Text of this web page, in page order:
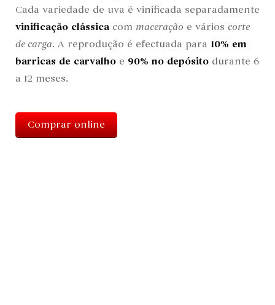
Cada variedade de uva é vinificada separadamente
vinificação clássica com maceração e vários corte
de carga. A reprodução é efectuada para 10% em
barricas de carvalho e 90% no depósito durante 6
a 12 meses.
Comprar online